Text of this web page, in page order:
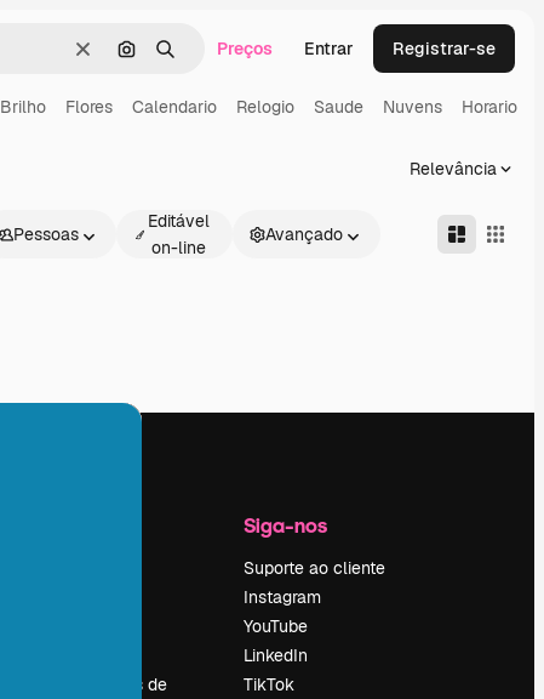
LimparPesquisar por imagem
BuscarPreços Entrar Registrar-se
Brilho Flores Calendario Relogio Saude Nuvens Horario
Relevância
Pessoas
Editável
on-line
Avançado
Tendências de
Siga-nos
Suporte ao cliente
Instagram
YouTube
LinkedIn
TikTok